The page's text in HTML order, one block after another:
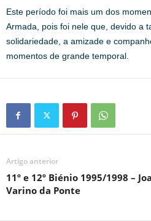
Este período foi mais um dos
Armada, pois foi nele que, devido a
solidariedade, a amizade e
momentos de grande temporal.
Artigo anterior
11º e 12º Biénio 1995/1998 –
Varino da Ponte